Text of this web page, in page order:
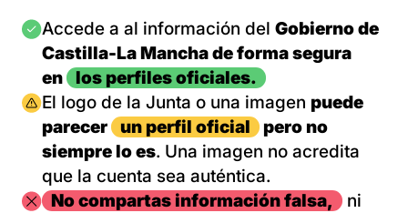
Imagen
Accede a al información del Gobierno de
Castilla-La Mancha de forma segura
en
los perfiles oficiales.
Imagen
El logo de la Junta o una imagen puede
parecer
un perfil oficial
pero no
siempre lo es. Una imagen no acredita
que la cuenta sea auténtica.
ImagenNo compartas información falsa,
ni